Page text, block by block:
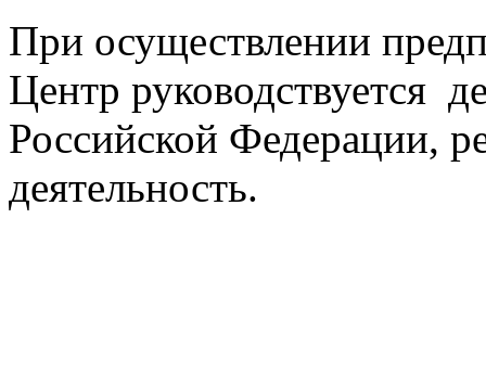
При осуществлении
Центр руководствуется
Российской Федерации,
деятельность.